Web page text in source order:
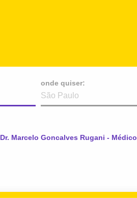
onde quiser:
Atual:
Dr. Marcelo Goncalves Rugani - Médico